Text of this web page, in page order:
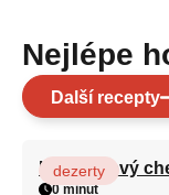
Nejlépe
Další recepty
Karamelový
dezerty
0 minut